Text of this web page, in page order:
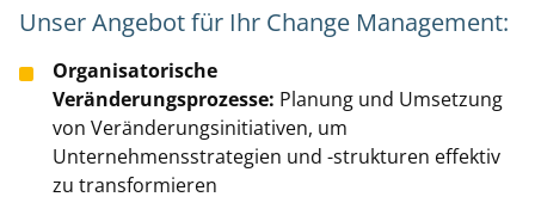
Unser Angebot für Ihr Change Management:
Organisatorische
Veränderungsprozesse: Planung und Umsetzung
von Veränderungsinitiativen, um
Unternehmensstrategien und -strukturen effektiv
zu transformieren